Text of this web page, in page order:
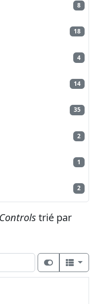
8
18
4
14
35
2
1
2
trié par